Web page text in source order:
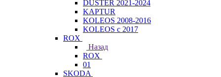
DUSTER 2021-2024
KAPTUR
KOLEOS 2008-2016
KOLEOS с 2017
ROX
Назад
ROX
01
SKODA